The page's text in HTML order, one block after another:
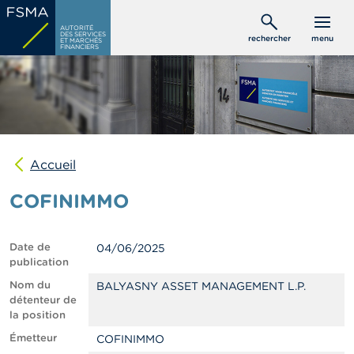
Aller
contenu
principal
AUTORITÉ
DES SERVICES
ET MARCHÉS
FINANCIERS
rechercher menu
C
s
o
m
t
u
r
o
f
e
s
s
o
Accueil
COFINIMMO
Date de
publication
04/06/2025
Nom du
détenteur de
la position
BALYASNY ASSET MANAGEMENT L.P.
Émetteur COFINIMMO